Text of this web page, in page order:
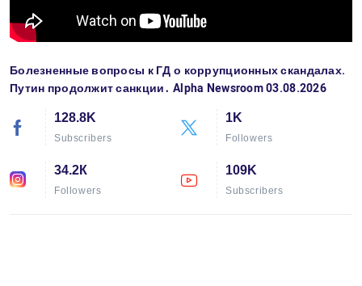
Болезненные вопросы к ГД о коррупционных скандалах.
Путин продолжит санкции․ Alpha Newsroom 03.08.2026
128.8K
Subscribers
1K
Followers
34.2К
Followers
109K
Subscribers